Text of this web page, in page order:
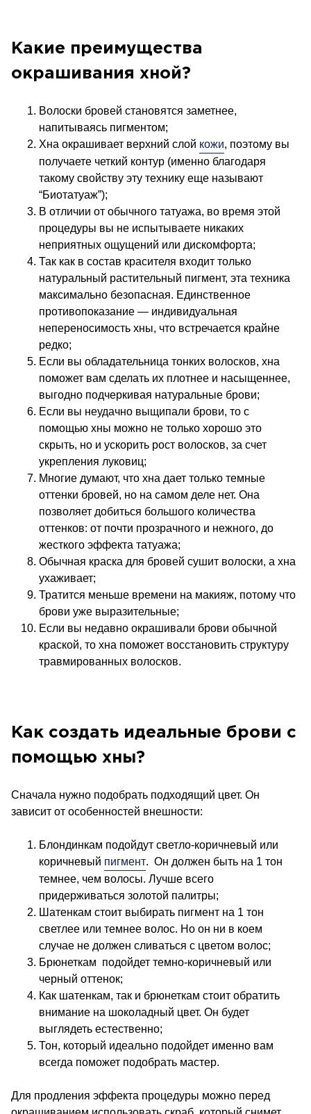
Какие преимущества
окрашивания хной?
Волоски бровей становятся заметнее,
напитываясь пигментом;
Хна окрашивает верхний слой кожи, поэтому вы
получаете четкий контур (именно благодаря
такому свойству эту технику еще называют
“Биотатуаж”);
В отличии от обычного татуажа, во время этой
процедуры вы не испытываете никаких
неприятных ощущений или дискомфорта;
Так как в состав красителя входит только
натуральный растительный пигмент, эта техника
максимально безопасная. Единственное
противопоказание — индивидуальная
непереносимость хны, что встречается крайне
редко;
Если вы обладательница тонких волосков, хна
поможет вам сделать их плотнее и насыщеннее,
выгодно подчеркивая натуральные брови;
Если вы неудачно выщипали брови, то с
помощью хны можно не только хорошо это
скрыть, но и ускорить рост волосков, за счет
укрепления луковиц;
Многие думают, что хна дает только темные
оттенки бровей, но на самом деле нет. Она
позволяет добиться большого количества
оттенков: от почти прозрачного и нежного, до
жесткого эффекта татуажа;
Обычная краска для бровей сушит волоски, а хна
ухаживает;
Тратится меньше времени на макияж, потому что
брови уже выразительные;
Если вы недавно окрашивали брови обычной
краской, то хна поможет восстановить структуру
травмированных волосков.
Как создать идеальные брови с
помощью хны?
Сначала нужно подобрать подходящий цвет. Он
зависит от особенностей внешности:
Блондинкам подойдут светло-коричневый или
коричневый пигмент. Он должен быть на 1 тон
темнее, чем волосы. Лучше всего
придерживаться золотой палитры;
Шатенкам стоит выбирать пигмент на 1 тон
светлее или темнее волос. Но он ни в коем
случае не должен сливаться с цветом волос;
Брюнеткам подойдет темно-коричневый или
черный оттенок;
Как шатенкам, так и брюнеткам стоит обратить
внимание на шоколадный цвет. Он будет
выглядеть естественно;
Тон, который идеально подойдет именно вам
всегда поможет подобрать мастер.
Для продления эффекта процедуры можно перед